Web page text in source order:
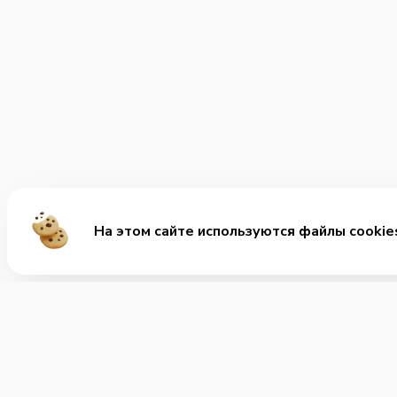
На этом сайте используются файлы